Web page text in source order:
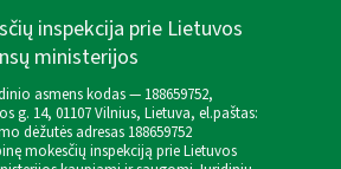
inspekcija prie Lietuvos
ministerijos
asmens kodas — 188659752,
g. 14, 01107 Vilnius, Lietuva, el.paštas:
dėžutės adresas 188659752
mokesčių inspekciją prie Lietuvos